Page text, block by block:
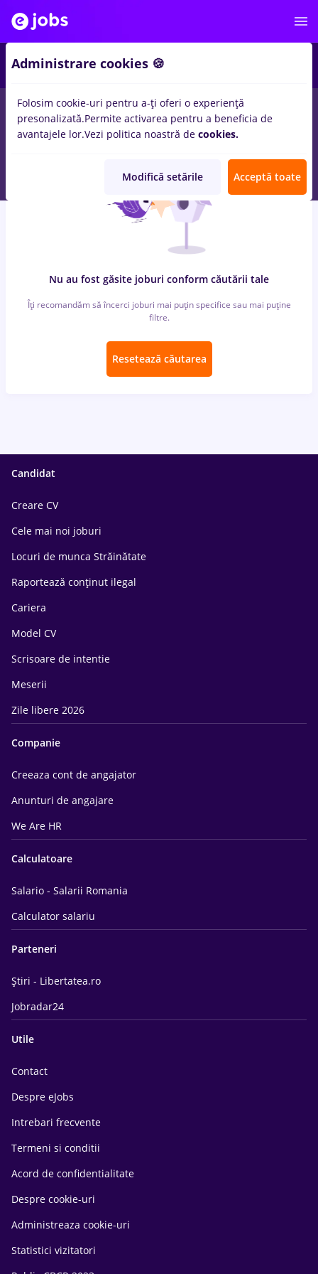
locuri de muncaatos, Part timein Iasi (Iasi)pentru
Constructii / Instalatii, IT / Telecom
Nu au fost găsite joburi conform căutării tale
Îți recomandăm să încerci joburi mai puțin specifice sau mai puține
filtre.
Resetează căutarea
Candidat
Creare CV
Cele mai noi joburi
Locuri de munca Străinătate
Raportează conținut ilegal
Cariera
Model CV
Scrisoare de intentie
Meserii
Zile libere 2026
Companie
Creeaza cont de angajator
Anunturi de angajare
We Are HR
Calculatoare
Salario - Salarii Romania
Calculator salariu
Parteneri
Știri - Libertatea.ro
Jobradar24
Utile
Contact
Despre eJobs
Intrebari frecvente
Termeni si conditii
Acord de confidentialitate
Despre cookie-uri
Administreaza cookie-uri
Statistici vizitatori
Administrare cookies 🍪
Folosim cookie-uri pentru a-ți oferi o experiență
presonalizată.Permite activarea pentru a beneficia de
avantajele lor.Vezi politica noastră de cookies.
Modifică setările Acceptă toate